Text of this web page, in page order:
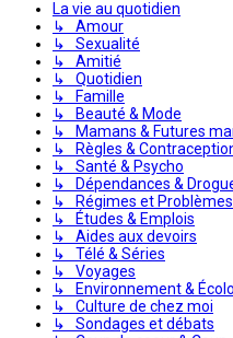
La vie au quotidien
↳ Amour
↳ Sexualité
↳ Amitié
↳ Quotidien
↳ Famille
↳ Beauté & Mode
↳ Mamans & Futures
↳ Règles &
↳ Santé & Psycho
↳ Dépendances &
↳ Régimes et Problèmes
↳ Études & Emplois
↳ Aides aux devoirs
↳ Télé & Séries
↳ Voyages
↳ Environnement &
↳ Culture de chez moi
↳ Sondages et débats